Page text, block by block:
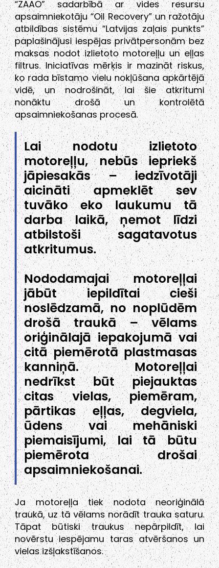
“ZAAO” sadarbībā ar vides resursu
apsaimniekotāju “Oil Recovery” un ražotāju
atbildības sistēmu “Latvijas zaļais punkts”
paplašinājusi iespējas privātpersonām bez
maksas nodot izlietoto motoreļļu un eļļas
filtrus. Iniciatīvas mērķis ir mazināt riskus,
ko rada bīstamo vielu nokļūšana apkārtējā
vidē, un nodrošināt, lai šie atkritumi
nonāktu drošā un kontrolētā
apsaimniekošanas procesā.
Lai nodotu izlietoto
motoreļļu, nebūs iepriekš
jāpiesakās – iedzīvotāji
aicināti apmeklēt sev
tuvāko eko laukumu tā
darba laikā, ņemot līdzi
atbilstoši sagatavotus
atkritumus.
Nododamajai motoreļļai
jābūt iepildītai cieši
noslēdzamā, no noplūdēm
drošā traukā – vēlams
oriģinālajā iepakojumā vai
citā piemērotā plastmasas
kanniņā. Motoreļļai
nedrīkst būt piejauktas
citas vielas, piemēram,
pārtikas eļļas, degviela,
ūdens vai mehāniski
piemaisījumi, lai tā būtu
piemērota drošai
apsaimniekošanai.
Ja motoreļļa tiek nodota neoriģinālā
traukā, uz tā vēlams norādīt trauka saturu.
Tāpat būtiski traukus nepārpildīt, lai
novērstu iespējamu taras atvēršanos un
vielas izšļakstīšanos.